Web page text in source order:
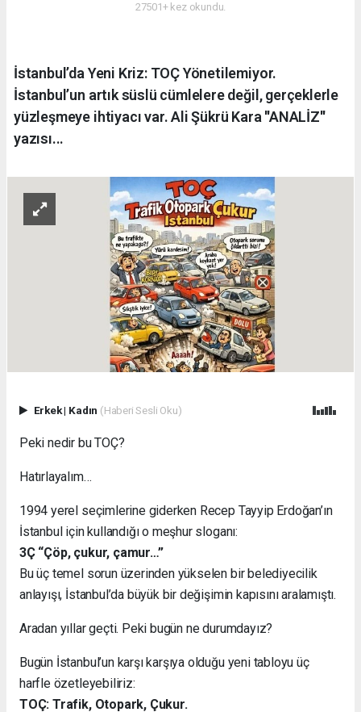
27501+ kez okundu.
İstanbul’da Yeni Kriz: TOÇ Yönetilemiyor.
İstanbul’un artık süslü cümlelere değil, gerçeklerle
yüzleşmeye ihtiyacı var. Ali Şükrü Kara ''ANALİZ''
yazısı...
Erkek| Kadın (Haberi Sesli Oku)
Peki nedir bu TOÇ?
Hatırlayalım…
1994 yerel seçimlerine giderken Recep Tayyip Erdoğan’ın
İstanbul için kullandığı o meşhur sloganı:
3Ç “Çöp, çukur, çamur…”
Bu üç temel sorun üzerinden yükselen bir belediyecilik
anlayışı, İstanbul’da büyük bir değişimin kapısını aralamıştı.
Aradan yıllar geçti. Peki bugün ne durumdayız?
Bugün İstanbul’un karşı karşıya olduğu yeni tabloyu üç
harfle özetleyebiliriz:
TOÇ: Trafik, Otopark, Çukur.